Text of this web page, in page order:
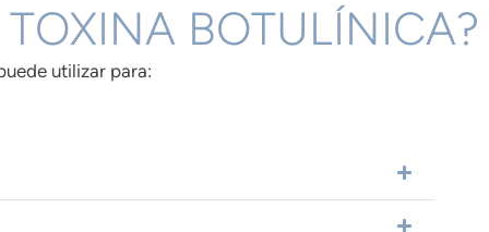
BOTULÍNICA?
utilizar para: